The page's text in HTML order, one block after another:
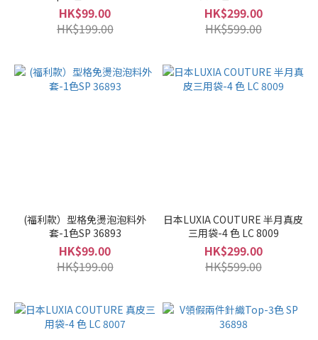
HK$99.00
HK$199.00
HK$299.00
HK$599.00
(福利款）型格免燙泡泡料外
套-1色SP 36893
HK$99.00
HK$199.00
日本LUXIA COUTURE 半月真皮
三用袋-4 色 LC 8009
HK$299.00
HK$599.00